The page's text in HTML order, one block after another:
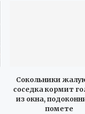
Сокольники
соседка кормит
из окна,
помете